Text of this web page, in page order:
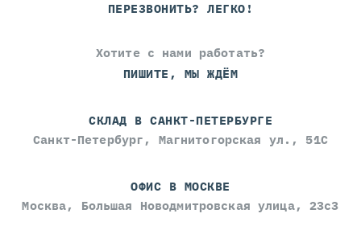
ПЕРЕЗВОНИТЬ? ЛЕГКО!
Хотите с нами работать?
ПИШИТЕ, МЫ ЖДЁМ
СКЛАД В САНКТ-ПЕТЕРБУРГЕ
Санкт-Петербург, Магнитогорская ул., 51С
ОФИС В МОСКВЕ
Москва, Большая Новодмитровская улица, 23с3